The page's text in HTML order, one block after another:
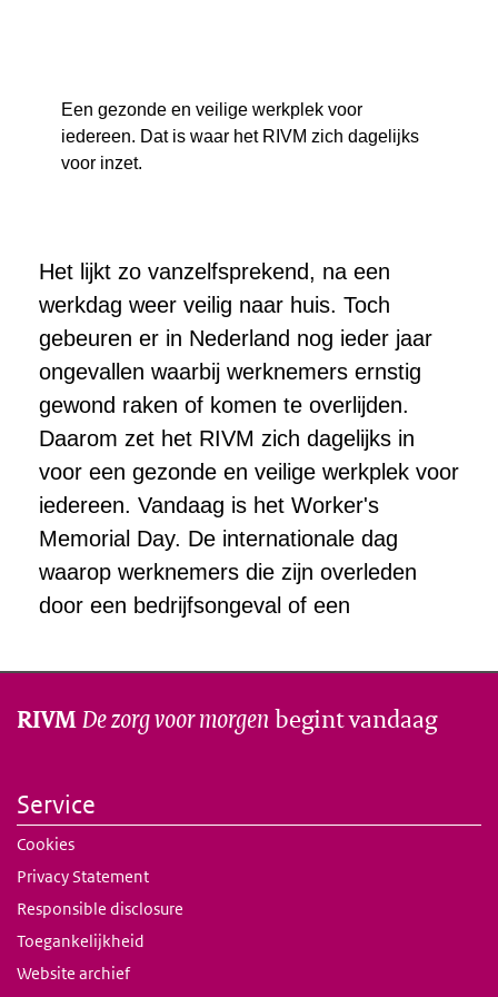
RIVMDe zorg voor morgen begint vandaag
Service
Cookies
Privacy Statement
Responsible disclosure
Toegankelijkheid
Website archief